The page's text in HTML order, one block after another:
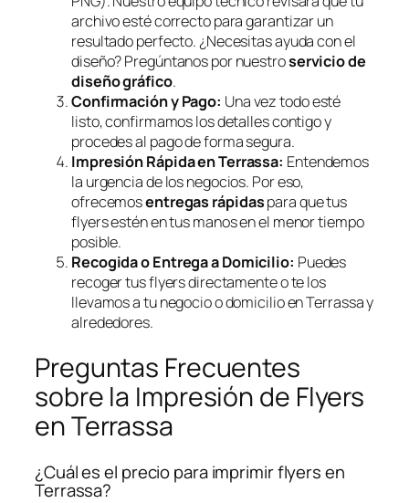
archivo esté correcto para garantizar un
resultado perfecto. ¿Necesitas ayuda con el
diseño? Pregúntanos por nuestroservicio de
diseño gráfico.
Confirmación y Pago: Una vez todo esté
listo, confirmamos los detalles contigo y
procedes al pago de forma segura.
Impresión Rápida en Terrassa: Entendemos
la urgencia de los negocios. Por eso,
ofrecemosentregas rápidaspara que tus
flyers estén en tus manos en el menor tiempo
posible.
Recogida o Entrega a Domicilio: Puedes
recoger tus flyers directamente o te los
llevamos a tu negocio o domicilio en Terrassa y
alrededores.
Preguntas Frecuentes
sobre la Impresión de Flyers
en Terrassa
¿Cuál es el precio para imprimir flyers en
Terrassa?